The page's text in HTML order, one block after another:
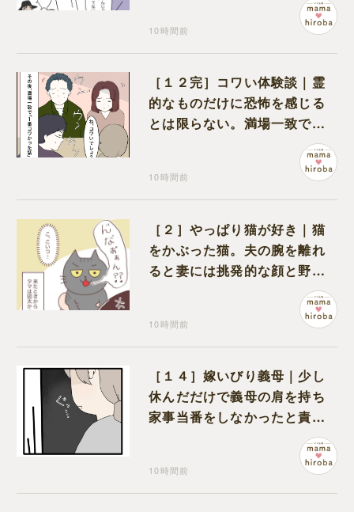
10時間前
［１２完］コワい体験談｜霊
的なものだけに恐怖を感じる
とは限らない。満場一致でコ
ワいと認定された意外な体験
10時間前
［２］やっぱり猫が好き｜猫
をかぶった猫。夫の腕を離れ
ると妻には挑発的な顔と野太
10時間前
［１４］嫁いびり義母｜少し
休んだだけで義母の肩を持ち
家事当番をしなかったと責め
10時間前